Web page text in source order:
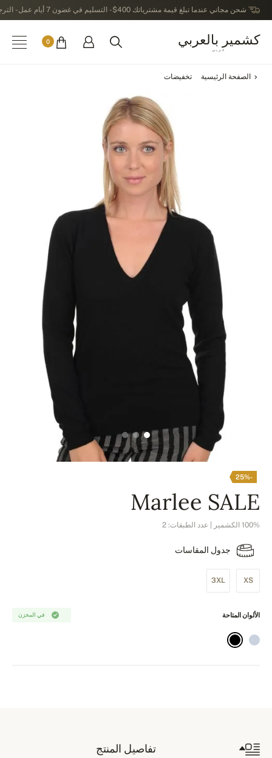
شحن مجاني عندما تبلغ قيمة مشترياتك 400$ - التسليم في غضون 7 أيام عمل - الترجيع في خلال 14 يوماً بعد الاستلام
كشمير بالعربي
عربى
0
الصفحة الرئيسية تخفيضات
-25%
Marlee SALE
100% الكشمير | عدد الطبقات: 2
جدول المقاسات
XS
3XL
في المخزن الألوان المتاحة
تفاصيل المنتج